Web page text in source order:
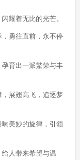
耀着无比的光芒。
勇往直前，永不停
育出一派繁荣与丰
展翅高飞，追逐梦
美妙的旋律，引领
人带来希望与温